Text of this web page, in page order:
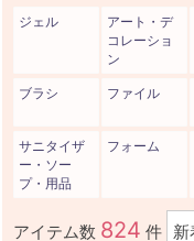
ジェル
アート・デ
コレーショ
ン
ブラシ ファイル
サニタイザ
ー・ソー
プ・用品
フォーム
アイテム数 824 件